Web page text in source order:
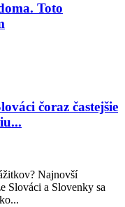
Toto
čoraz častejšie
Najnovší
Slováci a Slovenky sa